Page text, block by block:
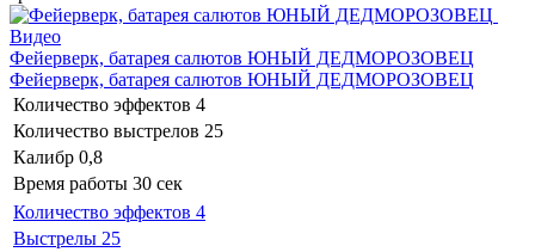
Видео
Фейерверк, батарея салютов ЮНЫЙ ДЕДМОРОЗОВЕЦ
Фейерверк, батарея салютов ЮНЫЙ ДЕДМОРОЗОВЕЦ
Количество эффектов 4
Количество выстрелов 25
Калибр 0,8
Время работы 30 сек
Количество эффектов 4
Выстрелы 25